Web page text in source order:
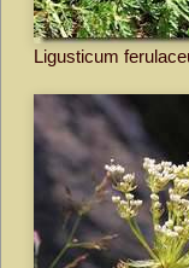
Ligusticum